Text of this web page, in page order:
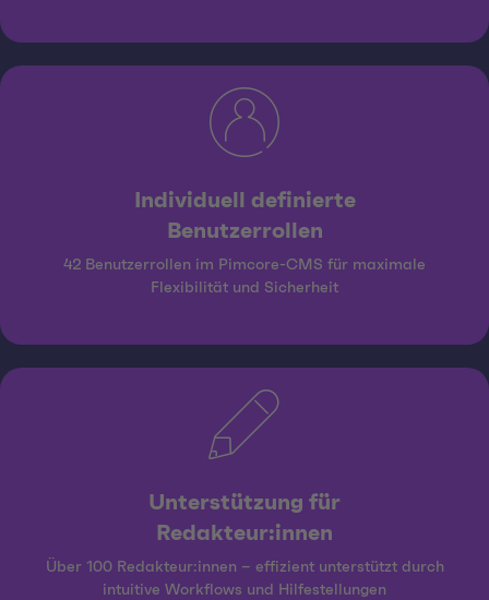
Individuell definierte
Benutzerrollen
42 Benutzerrollen im Pimcore-CMS für maximale
Flexibilität und Sicherheit
Unterstützung für
Redakteur:innen
Über 100 Redakteur:innen – effizient unterstützt durch
intuitive Workflows und Hilfestellungen